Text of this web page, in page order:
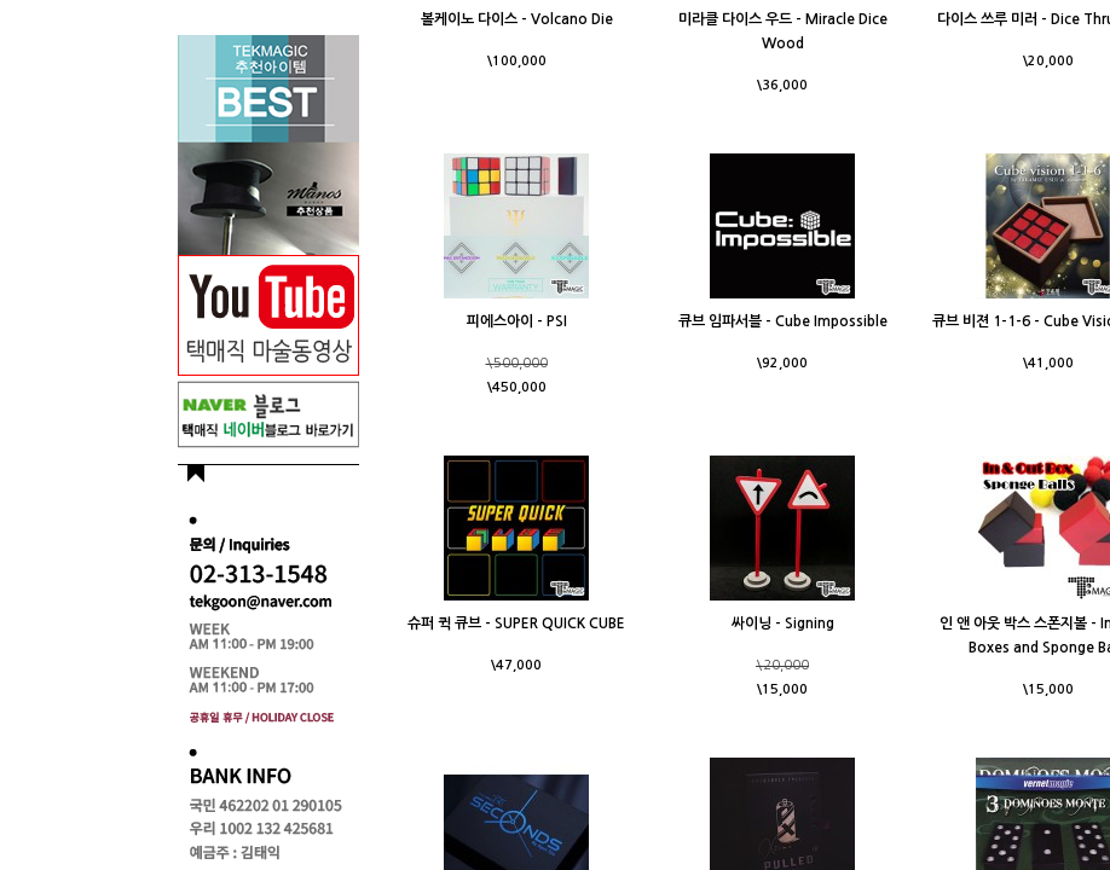
볼케이노 다이스 - Volcano Die
\100,000
미라클 다이스 우드 - Miracle Dice
Wood
\36,000
다이스 쓰루 미러 - Dice
\20,000
피에스아이 - PSI
\500,000
\450,000
큐브 임파서블 - Cube Impossible
\92,000
큐브 비젼 1-1-6 - Cube
\41,000
슈퍼 퀵 큐브 - SUPER QUICK CUBE
\47,000
싸이닝 - Signing
\20,000
\15,000
인 앤 아웃 박스 스폰지볼 -
Boxes and Sponge
\15,000